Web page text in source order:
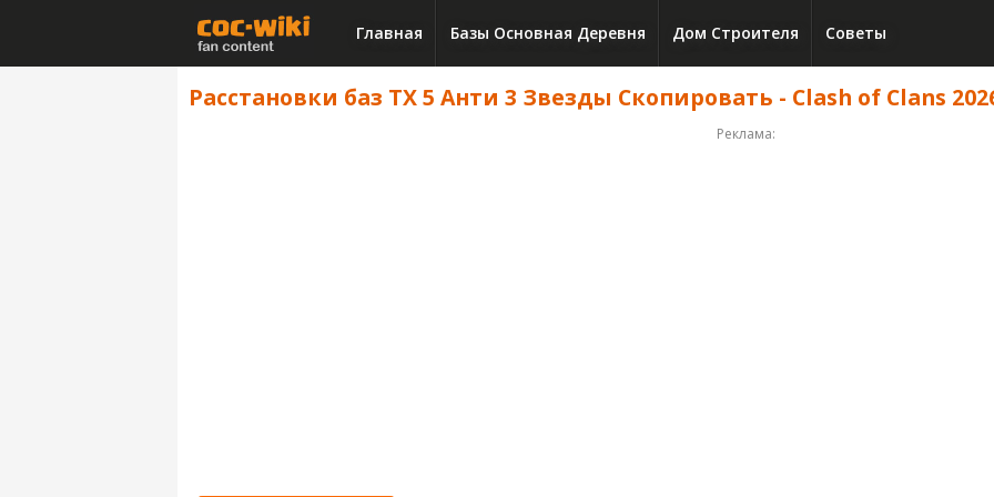
Главная Базы Основная Деревня Дом Строителя Советы
Расстановки баз ТХ 5 Анти 3 Звезды Скопировать - Clash of Clans
Реклама: